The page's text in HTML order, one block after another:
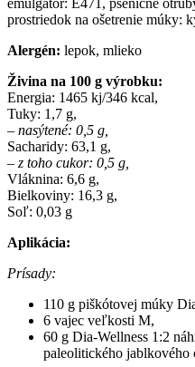
prostriedok na ošetrenie múky:
Alergén: lepok, mlieko
Živina na 100 g výrobku:
Energia: 1465 kj/346 kcal,
Tuky: 1,7 g,
– nasýtené: 0,5 g,
Sacharidy: 63,1 g,
– z toho cukor: 0,5 g,
Vláknina: 6,6 g,
Bielkoviny: 16,3 g,
Soľ: 0,03 g
Aplikácia:
Prísady:
110 g piškótovej múky
6 vajec veľkosti M,
60 g Dia-Wellness 1:2
paleolitického jablkového